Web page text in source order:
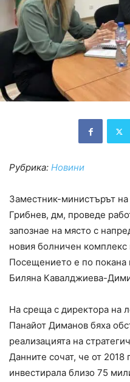
Рубрика: Новини
Заместник-министърът
Грибнев, дм, проведе
запознае на място с
новия болничен
Посещението е по покана
Биляна Кавалджиева-
На среща с директора на
Панайот Диманов бяха
реализацията на
Данните сочат, че от
инвестирала близо 75